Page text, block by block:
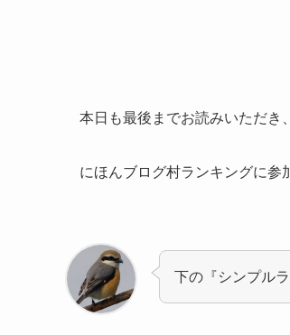
本日も最後までお読みいただき
にほんブログ村ランキングに参
下の『シンプル